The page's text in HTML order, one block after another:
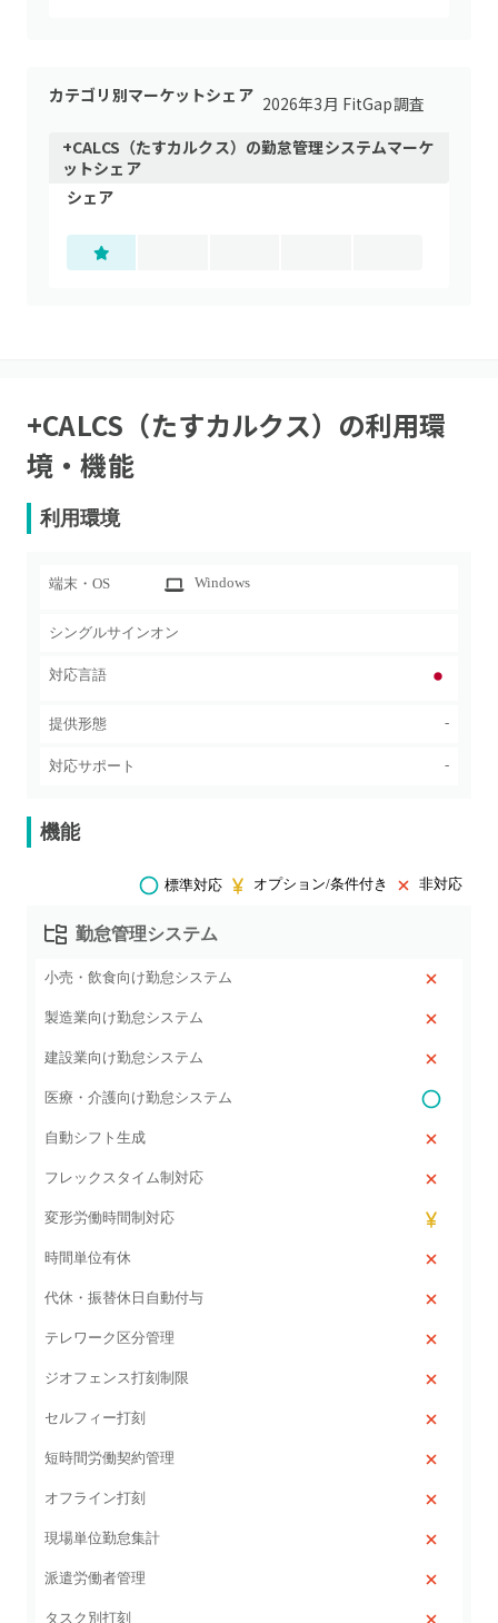
カテゴリ別マーケットシェア 2026年3月 FitGap調査
+CALCS（たすカルクス） の勤怠管理システムマーケ
ットシェア
シェア
+CALCS（たすカルクス） の利用環
境・機能
利用環境
端末・OS Windows
シングルサインオン
対応言語
提供形態 -
対応サポート -
機能
標準対応 オプション/条件付き 非対応
勤怠管理システム
小売・飲食向け勤怠システム
製造業向け勤怠システム
建設業向け勤怠システム
医療・介護向け勤怠システム
自動シフト生成
フレックスタイム制対応
変形労働時間制対応
時間単位有休
代休・振替休日自動付与
テレワーク区分管理
ジオフェンス打刻制限
セルフィー打刻
短時間労働契約管理
オフライン打刻
現場単位勤怠集計
派遣労働者管理
タスク別打刻